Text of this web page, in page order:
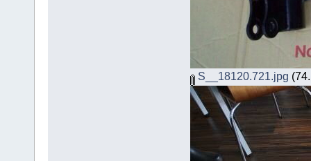
S__18120.721.jpg